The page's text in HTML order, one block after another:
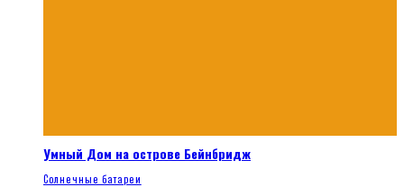
Умный Дом на острове Бейнбридж
Солнечные батареи